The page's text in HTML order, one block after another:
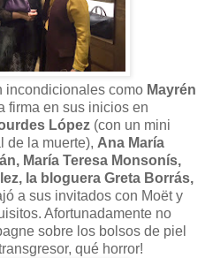
incondicionales como Mayrén
firma en sus inicios en
López (con un mini
de la muerte), Ana María
María Teresa Monsonís,
la bloguera Greta Borrás,
a sus invitados con Moët y
Afortunadamente no
sobre los bolsos de piel
qué horror!